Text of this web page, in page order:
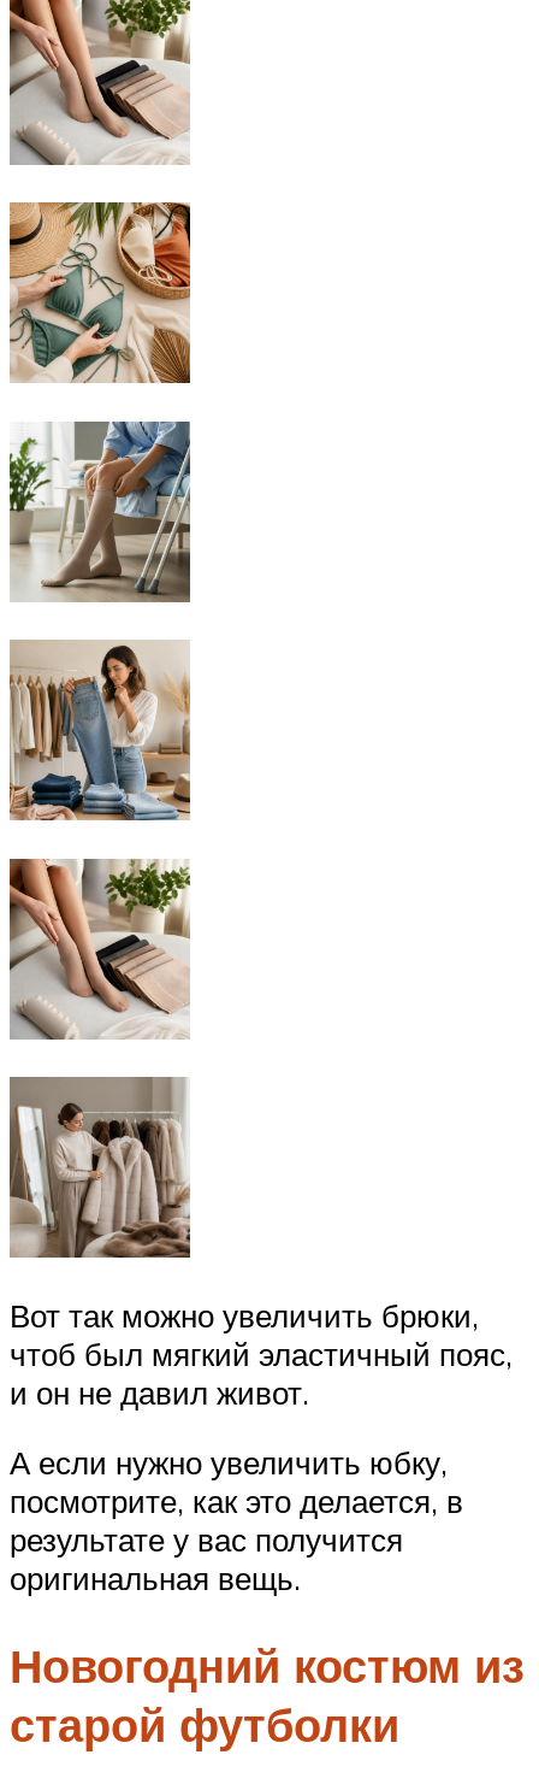
Вот так можно увеличить брюки,
чтоб был мягкий эластичный пояс,
и он не давил живот.
А если нужно увеличить юбку,
посмотрите, как это делается, в
результате у вас получится
оригинальная вещь.
Новогодний костюм из
старой футболки